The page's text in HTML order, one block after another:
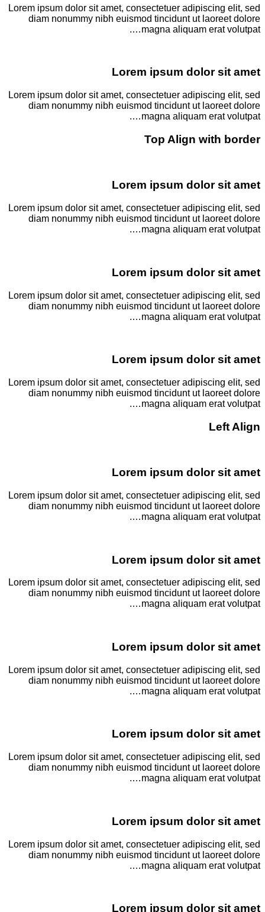
Lorem ipsum dolor sit amet, consectetuer adipiscing elit, sed
diam nonummy nibh euismod tincidunt ut laoreet dolore
magna aliquam erat volutpat….
Lorem ipsum dolor sit amet
Lorem ipsum dolor sit amet, consectetuer adipiscing elit, sed
diam nonummy nibh euismod tincidunt ut laoreet dolore
magna aliquam erat volutpat….
Top Align with border
Lorem ipsum dolor sit amet
Lorem ipsum dolor sit amet, consectetuer adipiscing elit, sed
diam nonummy nibh euismod tincidunt ut laoreet dolore
magna aliquam erat volutpat….
Lorem ipsum dolor sit amet
Lorem ipsum dolor sit amet, consectetuer adipiscing elit, sed
diam nonummy nibh euismod tincidunt ut laoreet dolore
magna aliquam erat volutpat….
Lorem ipsum dolor sit amet
Lorem ipsum dolor sit amet, consectetuer adipiscing elit, sed
diam nonummy nibh euismod tincidunt ut laoreet dolore
magna aliquam erat volutpat….
Left Align
Lorem ipsum dolor sit amet
Lorem ipsum dolor sit amet, consectetuer adipiscing elit, sed
diam nonummy nibh euismod tincidunt ut laoreet dolore
magna aliquam erat volutpat….
Lorem ipsum dolor sit amet
Lorem ipsum dolor sit amet, consectetuer adipiscing elit, sed
diam nonummy nibh euismod tincidunt ut laoreet dolore
magna aliquam erat volutpat….
Lorem ipsum dolor sit amet
Lorem ipsum dolor sit amet, consectetuer adipiscing elit, sed
diam nonummy nibh euismod tincidunt ut laoreet dolore
magna aliquam erat volutpat….
Lorem ipsum dolor sit amet
Lorem ipsum dolor sit amet, consectetuer adipiscing elit, sed
diam nonummy nibh euismod tincidunt ut laoreet dolore
magna aliquam erat volutpat….
Lorem ipsum dolor sit amet
Lorem ipsum dolor sit amet, consectetuer adipiscing elit, sed
diam nonummy nibh euismod tincidunt ut laoreet dolore
magna aliquam erat volutpat….
Lorem ipsum dolor sit amet